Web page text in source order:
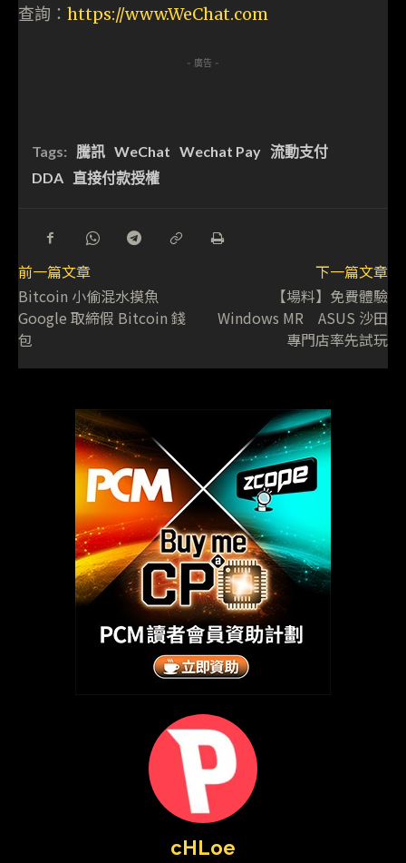
查詢： https://www.WeChat.com
- 廣告 -
Tags: 騰訊 WeChat Wechat Pay 流動支付
DDA 直接付款授權
前一篇文章
Bitcoin 小偷混水摸魚
Google 取締假 Bitcoin 錢
包
下一篇文章
【場料】免費體驗
Windows MR ASUS 沙田
專門店率先試玩
cHLoe